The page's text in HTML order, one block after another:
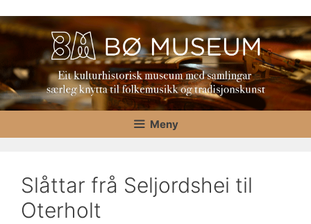
til
innhold
Meny
Slåttar frå Seljordshei til
Oterholt